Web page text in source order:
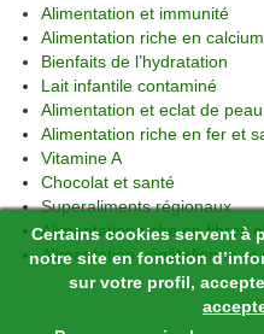
Certains cookies servent à
notre site en fonction
sur votre profil,
Alimentation et immunité
Alimentation riche en
Bienfaits de l’hydratation
Lait infantile contaminé
Alimentation et eclat de peau
Alimentation riche en fer et
Vitamine A
Chocolat et santé
Superaliments régionaux
Alimentation riche en fibres
Alimentation végétalienne